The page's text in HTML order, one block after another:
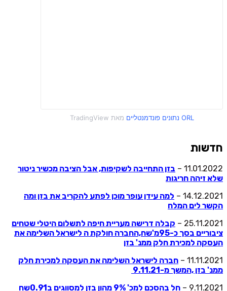
ORL נתונים פונדמנטליים מאת TradingView
חדשות
11.01.2022 –
בזן התחייבה לשקיפות, אבל הציבה מכשיר ניטור
שלא זיהה חריגות
14.12.2021 –
למה עידן עופר מוכן לפתע להקריב את בזן ומה
הקשר לים המלח
25.11.2021 –
קבלה דרישה מעריית חיפה לתשלום היטלי שטחים
ציבוריים בסך כ-95מ'שח,החברה חולקת ה לישראל השלימה את
העסקה למכירת חלק ממנ' בזן
11.11.2021 –
חברה לישראל השלימה את העסקה למכירת חלק
ממנ' בזן ,המשך מ-9.11.21
9.11.2021 –
חל בהסכם למכ' 9% מהון בזן למסווגים ב0.91שח